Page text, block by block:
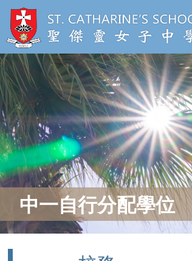
中一自行分配學位